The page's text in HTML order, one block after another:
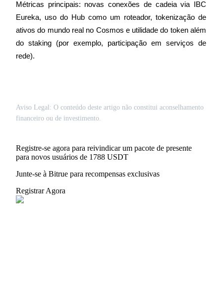
Métricas principais: novas conexões de cadeia via IBC
Eureka, uso do Hub como um roteador, tokenização de
ativos do mundo real no Cosmos e utilidade do token além
do staking (por exemplo, participação em serviços de
rede).
Aviso Legal: O conteúdo deste artigo não constitui aconselhamento
financeiro ou de investimento.
Registre-se agora para reivindicar um pacote de presente
para novos usuários de 1788 USDT
Junte-se à Bitrue para recompensas exclusivas
Registrar Agora